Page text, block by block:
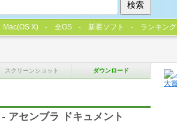
スクリーンショット ダウンロード
アセンブラ ドキュメント
Mac(OS X) 全OS 新着ソフト ランキング